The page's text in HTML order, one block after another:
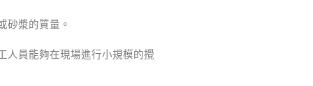
砂漿的質量。
人員能夠在現場進行小規模的攪